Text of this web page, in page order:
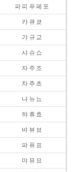
파 피 푸 페 포
캬 큐 쿄
갸 규 교
샤 슈 쇼
자 주 조
차 추 초
냐 뉴 뇨
햐 휴 효
뱌 뷰 뵤
퍄 퓨 표
먀 뮤 묘